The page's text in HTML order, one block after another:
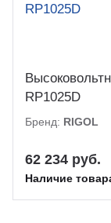
RP1025D
Бренд: RIGOL
62 234 руб.
Наличие